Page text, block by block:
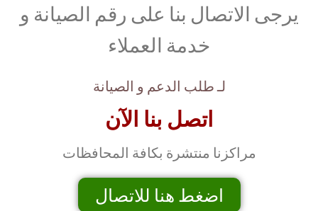
يرجى الاتصال بنا على رقم الصيانة و
خدمة العملاء
لـ طلب الدعم و الصيانة
اتصل بنا الآن
مراكزنا منتشرة بكافة المحافظات
اضغط هنا للاتصال